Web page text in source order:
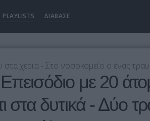
PLAYLISTS ΔΙΑΒΑΣΕ
χέρια - Στο νοσοκομείο ο ένας
με 20
στα δυτικά - Δύο